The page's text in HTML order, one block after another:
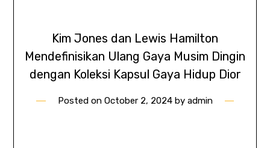
Kim Jones dan Lewis Hamilton
Mendefinisikan Ulang Gaya Musim Dingin
dengan Koleksi Kapsul Gaya Hidup Dior
Posted on October 2, 2024by admin